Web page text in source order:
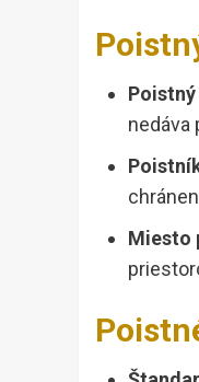
nedáva
Miesto